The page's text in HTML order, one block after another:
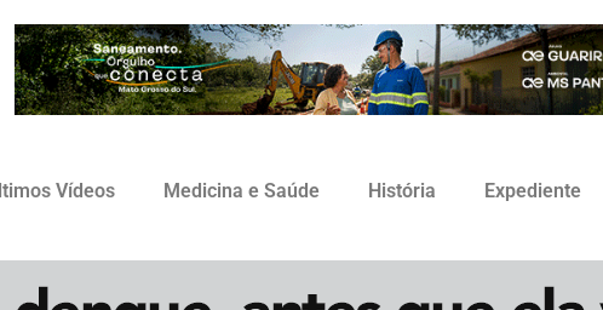
Vídeos Medicina e Saúde História Expediente